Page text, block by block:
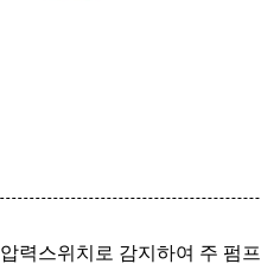
력스위치로 감지하여 주 펌